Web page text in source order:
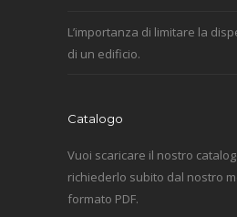
L’importanza di limitare la
di un edificio.
Catalogo
Vuoi scaricare il nostro
richiederlo subito dal nostro
formato PDF.